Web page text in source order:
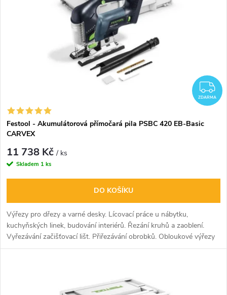
d
u
k
t
ů
o
d
u
k
t
ů
ZDARMA
Festool - Akumulátorová přímočará pila PSBC 420 EB-Basic
CARVEX
11 738 Kč/ ks
Skladem 1 ks
DO KOŠÍKU
Výřezy pro dřezy a varné desky. Lícovací práce u nábytku,
kuchyňských linek, budování interiérů. Řezání kruhů a zaoblení.
Vyřezávání začišťovací lišt. Přiřezávání obrobků. Obloukové výřezy
v trámech. Řezání zespodu